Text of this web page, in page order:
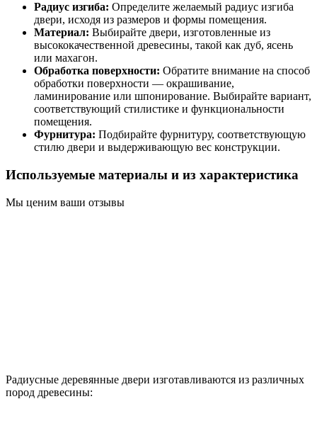
Радиус изгиба: Определите желаемый радиус изгиба
двери, исходя из размеров и формы помещения.
Материал: Выбирайте двери, изготовленные из
высококачественной древесины, такой как дуб, ясень
или махагон.
Обработка поверхности: Обратите внимание на способ
обработки поверхности — окрашивание,
ламинирование или шпонирование. Выбирайте вариант,
соответствующий стилистике и функциональности
помещения.
Фурнитура: Подбирайте фурнитуру, соответствующую
стилю двери и выдерживающую вес конструкции.
Используемые материалы и из характеристика
Мы ценим ваши отзывы
Радиусные деревянные двери изготавливаются из различных
пород древесины: